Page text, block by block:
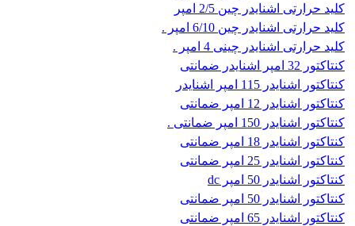
کلید حرارتی اشنایدر چین 2/5 امپر
کلید حرارتی اشنایدر چین 6/10 امپر .
کلید حرارتی اشنایدر چینی 4 امپر .
کنتاکتور 32 امپر اشنایدر ضمانتی
کنتاکتور اشنایدر 115 امپر اشنایدر
کنتاکتور اشنایدر 12 امپر ضمانتی
کنتاکتور اشنایدر 150 امپر ضمانتی .
کنتاکتور اشنایدر 18 امپر ضمانتی
کنتاکتور اشنایدر 25 امپر ضمانتی
کنتاکتور اشنایدر 50 امپر dc
کنتاکتور اشنایدر 50 امپر ضمانتی
کنتاکتور اشنایدر 65 امپر ضمانتی